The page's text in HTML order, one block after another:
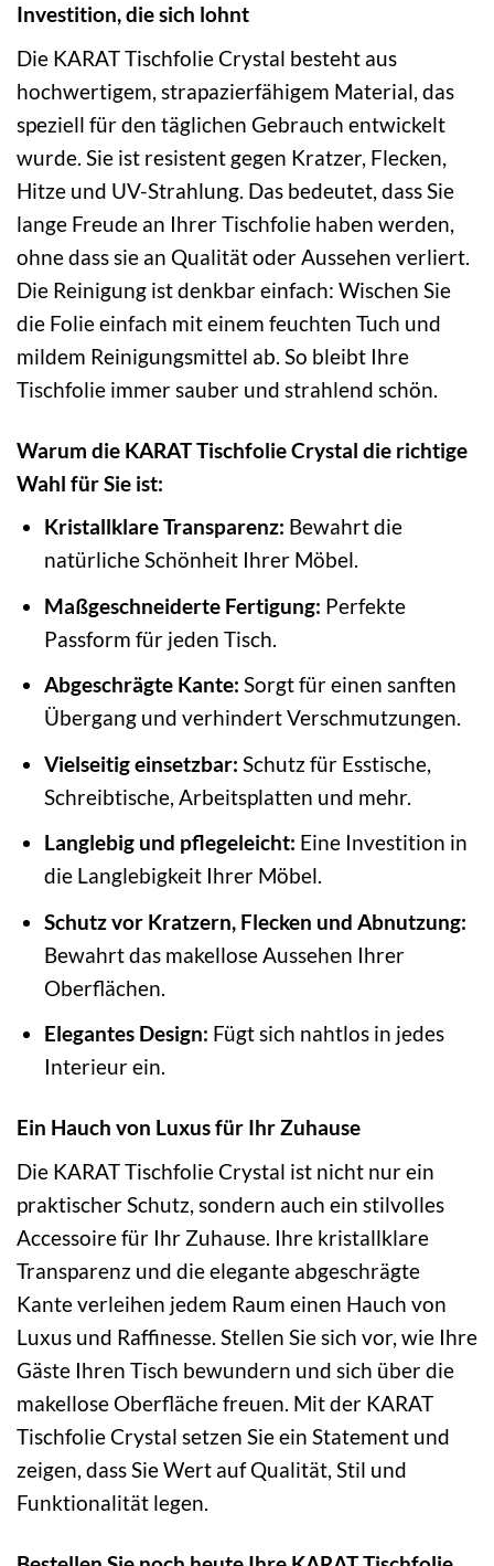
Investition, die sich lohnt
Die KARAT Tischfolie Crystal besteht aus
hochwertigem, strapazierfähigem Material, das
speziell für den täglichen Gebrauch entwickelt
wurde. Sie ist resistent gegen Kratzer, Flecken,
Hitze und UV-Strahlung. Das bedeutet, dass Sie
lange Freude an Ihrer Tischfolie haben werden,
ohne dass sie an Qualität oder Aussehen verliert.
Die Reinigung ist denkbar einfach: Wischen Sie
die Folie einfach mit einem feuchten Tuch und
mildem Reinigungsmittel ab. So bleibt Ihre
Tischfolie immer sauber und strahlend schön.
Warum die KARAT Tischfolie Crystal die richtige
Wahl für Sie ist:
Kristallklare Transparenz: Bewahrt die
natürliche Schönheit Ihrer Möbel.
Maßgeschneiderte Fertigung: Perfekte
Passform für jeden Tisch.
Abgeschrägte Kante: Sorgt für einen sanften
Übergang und verhindert Verschmutzungen.
Vielseitig einsetzbar: Schutz für Esstische,
Schreibtische, Arbeitsplatten und mehr.
Langlebig und pflegeleicht: Eine Investition in
die Langlebigkeit Ihrer Möbel.
Schutz vor Kratzern, Flecken und Abnutzung:
Bewahrt das makellose Aussehen Ihrer
Oberflächen.
Elegantes Design: Fügt sich nahtlos in jedes
Interieur ein.
Ein Hauch von Luxus für Ihr Zuhause
Die KARAT Tischfolie Crystal ist nicht nur ein
praktischer Schutz, sondern auch ein stilvolles
Accessoire für Ihr Zuhause. Ihre kristallklare
Transparenz und die elegante abgeschrägte
Kante verleihen jedem Raum einen Hauch von
Luxus und Raffinesse. Stellen Sie sich vor, wie Ihre
Gäste Ihren Tisch bewundern und sich über die
makellose Oberfläche freuen. Mit der KARAT
Tischfolie Crystal setzen Sie ein Statement und
zeigen, dass Sie Wert auf Qualität, Stil und
Funktionalität legen.